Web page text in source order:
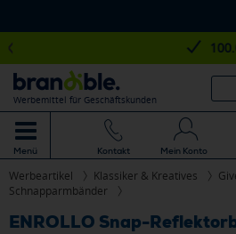
100.000+
Werbemittel für Geschäftskunden
Menü Kontakt Mein Konto
Werbeartikel Klassiker & Kreatives
Schnapparmbänder
ENROLLO Snap-